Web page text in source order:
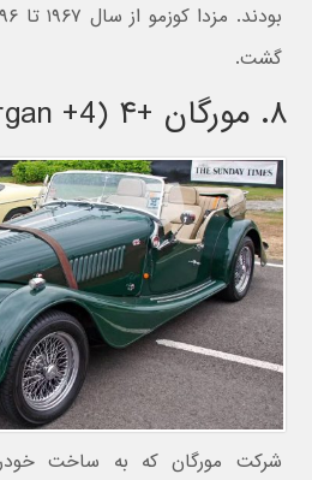
گشت.
۸. مورگان +۴ (Morgan +4)
شرکت مورگان که به ساخت